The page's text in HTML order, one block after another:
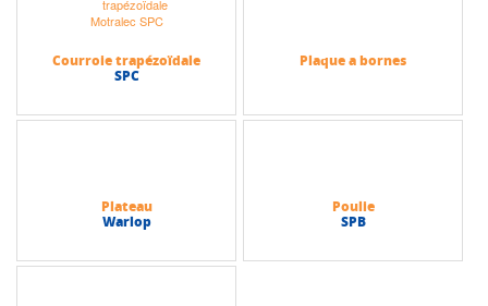
Courroie trapézoïdale
SPC
Plaque a bornes
Plateau
Warlop
Poulie
SPB